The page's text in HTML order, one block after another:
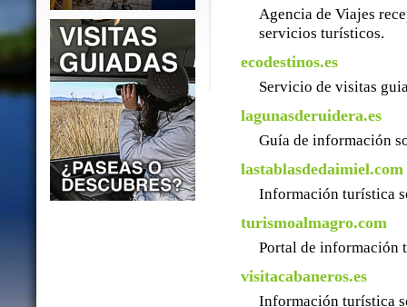
Agencia de Viajes
servicios turísticos.
ecodestinos.es
Servicio de visitas
lagunasderuidera.es
Guía de información
lastablasdedaimiel.com
Información turística
turismoalmagro.com
Portal de información
visitacabaneros.es
Información turística